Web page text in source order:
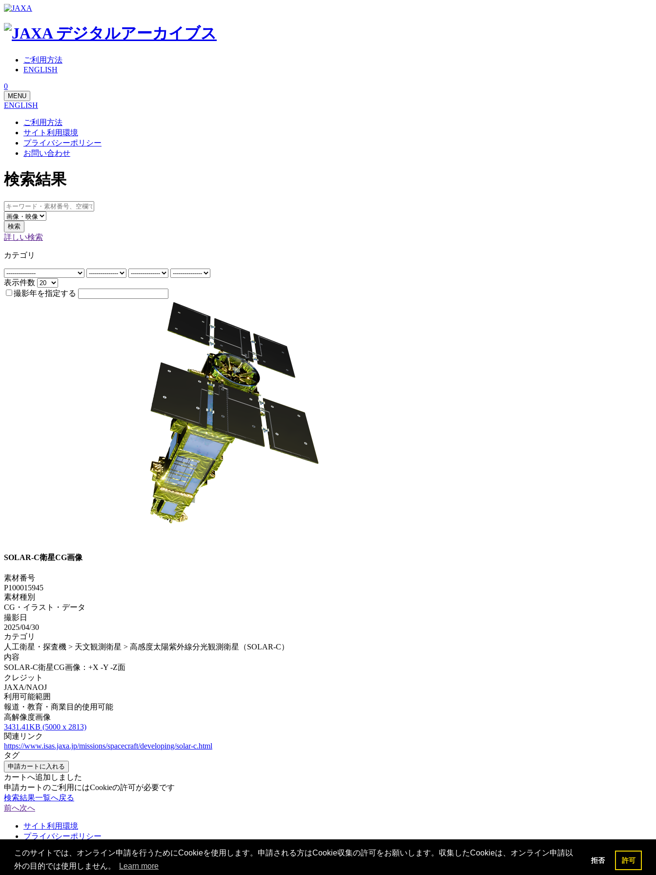
このサイトでは、オンライン申請を行うためにCookieを使用します。申請される方はCookie収集の許可をお願いします。収集したCookieは、オンライン申請以
外の目的では使用しません。
Learn more
拒否 許可
ご利用方法
ENGLISH
0
MENU
ENGLISH
ご利用方法
サイト利用環境
プライバシーポリシー
お問い合わせ
検索結果
検索
詳しい検索
カテゴリ
表示件数
撮影年を指定する
SOLAR-C衛星CG画像
素材番号
P100015945
素材種別
CG・イラスト・データ
撮影日
2025/04/30
カテゴリ
人工衛星・探査機 > 天文観測衛星 > 高感度太陽紫外線分光観測衛星（SOLAR-C）
内容
SOLAR-C衛星CG画像：+X -Y -Z面
クレジット
JAXA/NAOJ
利用可能範囲
報道・教育・商業目的使用可能
高解像度画像
3431.41KB (5000 x 2813)
関連リンク
https://www.isas.jaxa.jp/missions/spacecraft/developing/solar-c.html
タグ
申請カートに入れる
カートへ追加しました
申請カートのご利用にはCookieの許可が必要です
検索結果一覧へ戻る
前へ次へ
サイト利用環境
プライバシーポリシー